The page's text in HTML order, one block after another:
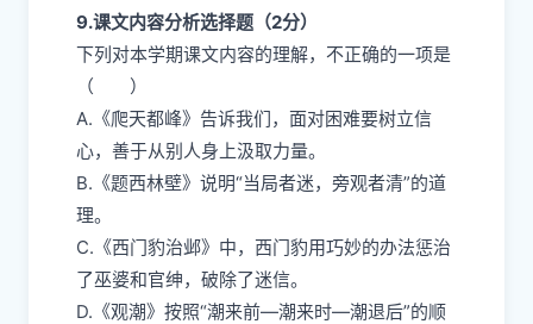
9.课文内容分析选择题（2分）
下列对本学期课文内容的理解，不正确的一项是
（ ）
A.《爬天都峰》告诉我们，面对困难要树立信
心，善于从别人身上汲取力量。
B.《题西林壁》说明“当局者迷，旁观者清”的道
理。
C.《西门豹治邺》中，西门豹用巧妙的办法惩治
了巫婆和官绅，破除了迷信。
D.《观潮》按照“潮来前—潮来时—潮退后”的顺